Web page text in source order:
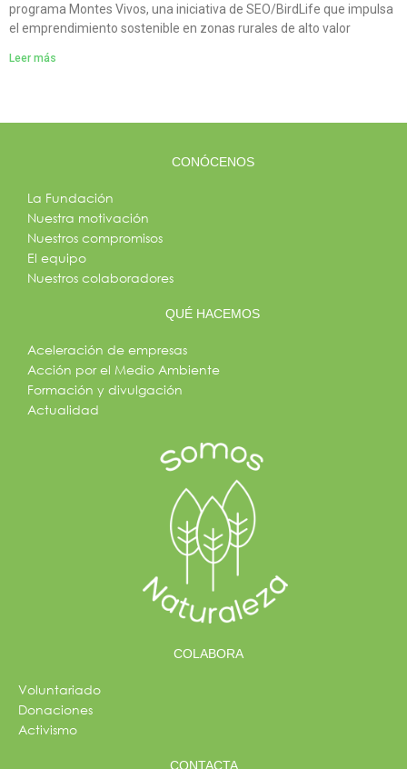
programa Montes Vivos, una iniciativa de SEO/BirdLife que impulsa
el emprendimiento sostenible en zonas rurales de alto valor
Leer más
CONÓCENOS
La Fundación
Nuestra motivación
Nuestros compromisos
El equipo
Nuestros colaboradores
QUÉ HACEMOS
Aceleración de empresas
Acción por el Medio Ambiente
Formación y divulgación
Actualidad
COLABORA
Voluntariado
Donaciones
Activismo
CONTACTA